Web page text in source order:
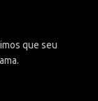
que seu